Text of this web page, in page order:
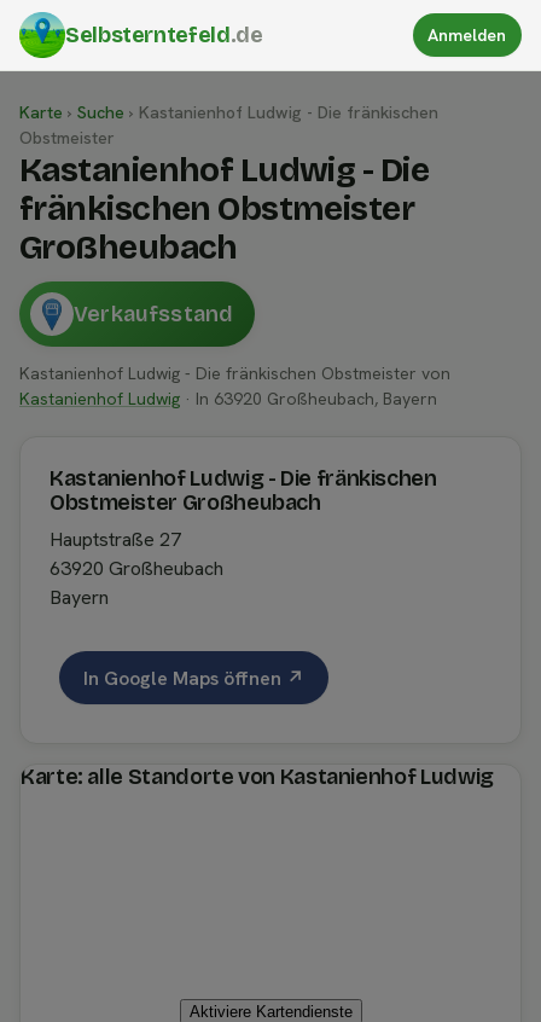
Selbsterntefeld.de Anmelden
Karte › Suche › Kastanienhof Ludwig - Die fränkischen
Obstmeister
Kastanienhof Ludwig - Die
fränkischen Obstmeister
Großheubach
Verkaufsstand
Kastanienhof Ludwig - Die fränkischen Obstmeister von
Kastanienhof Ludwig · In 63920 Großheubach, Bayern
Kastanienhof Ludwig - Die fränkischen
Obstmeister Großheubach
Hauptstraße 27
63920 Großheubach
Bayern
In Google Maps öffnen ↗
Karte: alle Standorte von Kastanienhof Ludwig
Aktiviere Kartendienste